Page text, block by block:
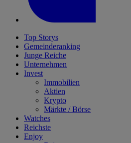
Top Storys
Gemeinderanking
Junge Reiche
Unternehmen
Invest
Immobilien
Aktien
Krypto
Märkte / Börse
Watches
Reichste
Enjoy